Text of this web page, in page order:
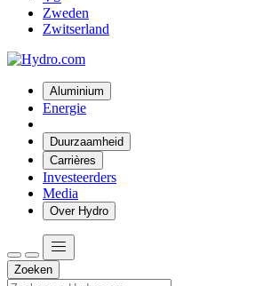
Zweden
Zwitserland
Aluminium
Energie
Duurzaamheid
Carrières
Investeerders
Media
Over Hydro
Zoeken